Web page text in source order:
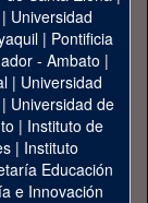
| Universidad
| Pontificia
- Ambato |
| Universidad
Universidad de
| Instituto de
| Instituto
Educación
e Innovación